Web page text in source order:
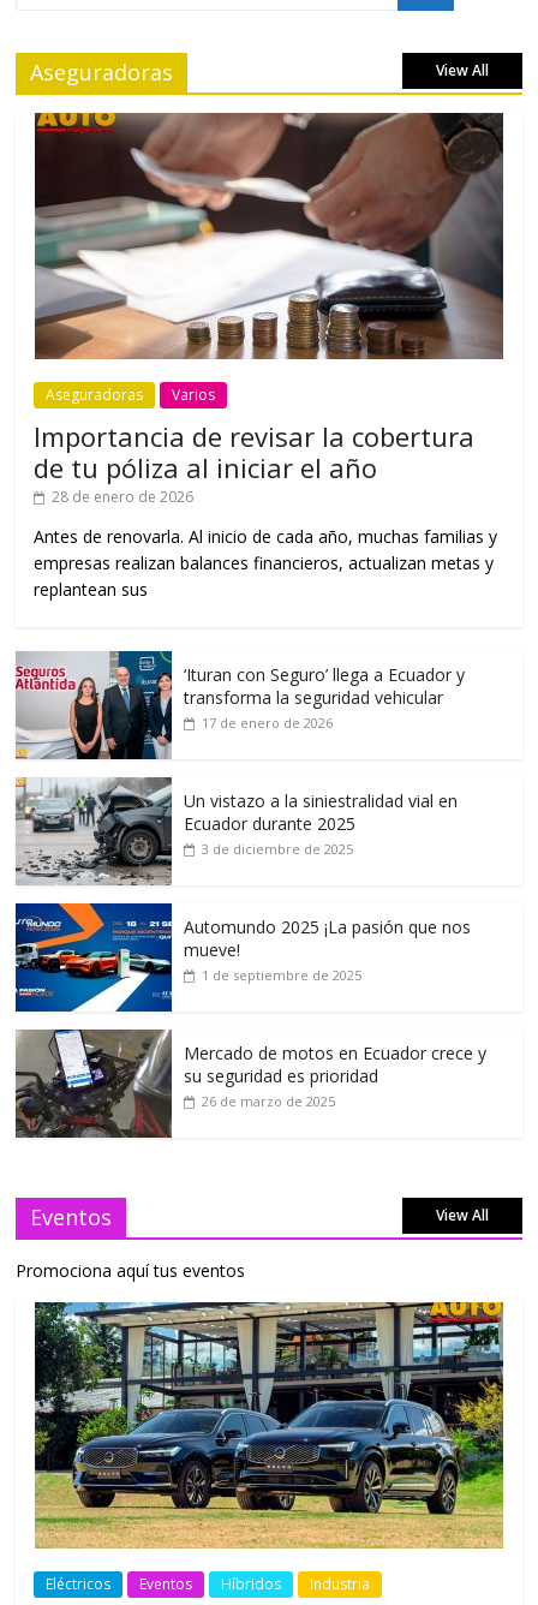
Aseguradoras View All
Aseguradoras Varios
Importancia de revisar la cobertura
de tu póliza al iniciar el año
28 de enero de 2026
Antes de renovarla. Al inicio de cada año, muchas familias y
empresas realizan balances financieros, actualizan metas y
replantean sus
‘Ituran con Seguro’ llega a Ecuador y
transforma la seguridad vehicular
17 de enero de 2026
Un vistazo a la siniestralidad vial en
Ecuador durante 2025
3 de diciembre de 2025
Automundo 2025 ¡La pasión que nos
mueve!
1 de septiembre de 2025
Mercado de motos en Ecuador crece y
su seguridad es prioridad
26 de marzo de 2025
Eventos View All
Promociona aquí tus eventos
Eléctricos Eventos Híbridos Industria